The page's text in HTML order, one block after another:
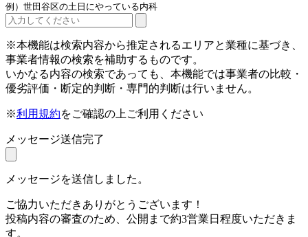
例）世田谷区の土日にやっている内科
※本機能は検索内容から推定されるエリアと業種に基づき、
事業者情報の検索を補助するものです。
いかなる内容の検索であっても、本機能では事業者の比較・
優劣評価・断定的判断・専門的判断は行いません。
※利用規約をご確認の上ご利用ください
メッセージ送信完了
メッセージを送信しました。
ご協力いただきありがとうございます！
投稿内容の審査のため、公開まで約3営業日程度いただきま
す。